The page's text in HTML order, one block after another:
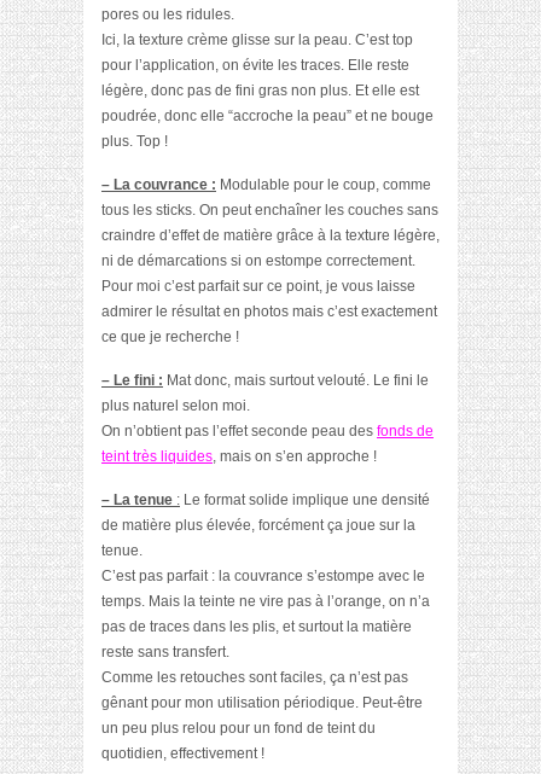
pores ou les ridules.
Ici, la texture crème glisse sur la peau. C’est top
pour l’application, on évite les traces. Elle reste
légère, donc pas de fini gras non plus. Et elle est
poudrée, donc elle “accroche la peau” et ne bouge
plus. Top !
– La couvrance : Modulable pour le coup, comme
tous les sticks. On peut enchaîner les couches sans
craindre d’effet de matière grâce à la texture légère,
ni de démarcations si on estompe correctement.
Pour moi c’est parfait sur ce point, je vous laisse
admirer le résultat en photos mais c’est exactement
ce que je recherche !
– Le fini : Mat donc, mais surtout velouté. Le fini le
plus naturel selon moi.
On n’obtient pas l’effet seconde peau des fonds de
teint très liquides, mais on s’en approche !
– La tenue : Le format solide implique une densité
de matière plus élevée, forcément ça joue sur la
tenue.
C’est pas parfait : la couvrance s’estompe avec le
temps. Mais la teinte ne vire pas à l’orange, on n’a
pas de traces dans les plis, et surtout la matière
reste sans transfert.
Comme les retouches sont faciles, ça n’est pas
gênant pour mon utilisation périodique. Peut-être
un peu plus relou pour un fond de teint du
quotidien, effectivement !